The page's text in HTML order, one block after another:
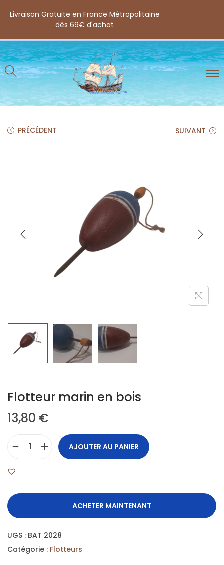
Livraison Gratuite en France Métropolitaine
dès 69€ d'achat
PRÉCÉDENT SUIVANT
Flotteur marin en bois
13,80 €
AJOUTER AU PANIER
ACHETER MAINTENANT
UGS : BAT 2028
Catégorie : Flotteurs